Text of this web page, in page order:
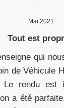
Mai 2021
Tout est
qui
de Véhicule
rendu est
a été